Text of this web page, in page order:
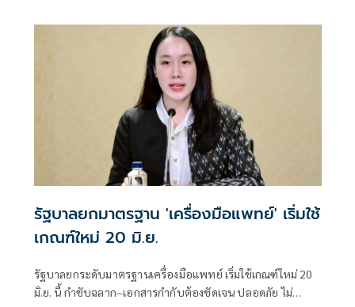
คณะกรรมการร่วมภาครัฐและเอกชนเพื่อแก้ไขปัญหาทาง
รัฐบาลยกมาตรฐาน 'เครื่องมือแพทย์' เริ่มใช้
เกณฑ์ใหม่ 20 มิ.ย.
รัฐบาลยกระดับมาตรฐานเครื่องมือแพทย์ เริ่มใช้เกณฑ์ใหม่ 20
มิ.ย. นี้ กำชับฉลาก–เอกสารกำกับต้องชัดเจน ปลอดภัย ไม่